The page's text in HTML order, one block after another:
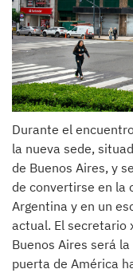
Durante el
la nueva sede,
de Buenos Aires, y
de convertirse en la
Argentina y en un
actual. El secretario
Buenos Aires será
puerta de América